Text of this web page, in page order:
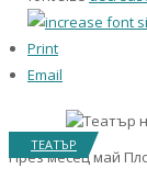
Print
Email
ТЕАТЪР
През месец май